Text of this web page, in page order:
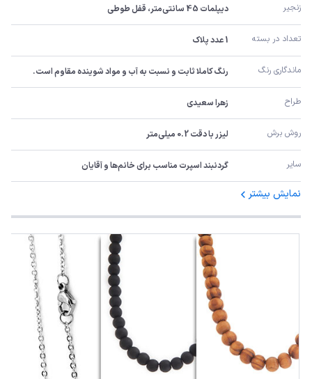
زنجیر دیپلمات 45 سانتی‌متر، قفل طوطی
تعداد در بسته 1 عدد پلاک
ماندگاری رنگ رنگ کاملا ثابت و نسبت به آب و مواد شوینده مقاوم است.
طراح زهرا سعیدی
روش برش لیزر با دقت 0.2 میلی‌متر
سایر گردنبند اسپرت مناسب برای خانم‌ها و آقایان
نمایش بیشتر